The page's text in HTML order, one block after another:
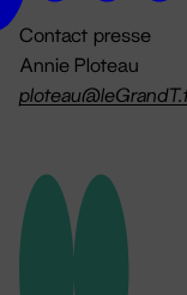
Contact presse
Annie Ploteau